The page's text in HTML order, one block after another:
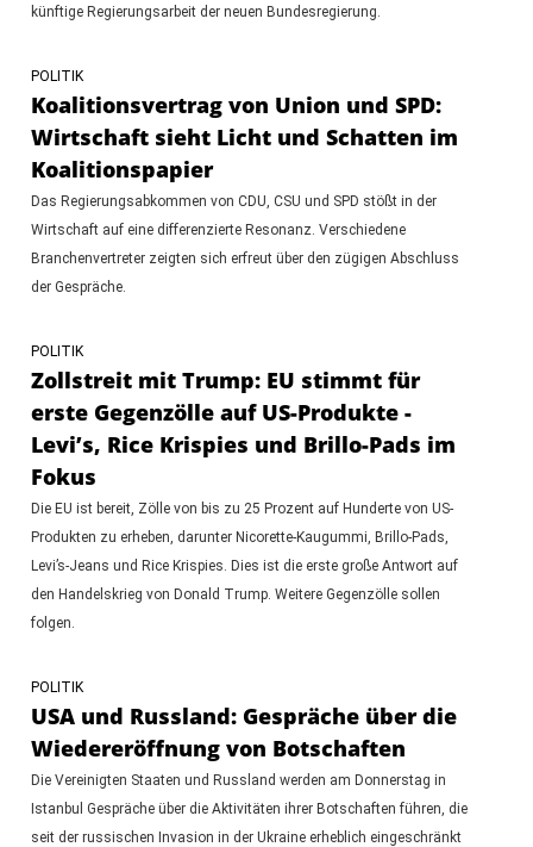
künftige Regierungsarbeit der neuen Bundesregierung.
POLITIK
Koalitionsvertrag von Union und SPD:
Wirtschaft sieht Licht und Schatten im
Koalitionspapier
Das Regierungsabkommen von CDU, CSU und SPD stößt in der
Wirtschaft auf eine differenzierte Resonanz. Verschiedene
Branchenvertreter zeigten sich erfreut über den zügigen Abschluss
der Gespräche.
POLITIK
Zollstreit mit Trump: EU stimmt für
erste Gegenzölle auf US-Produkte -
Levi’s, Rice Krispies und Brillo-Pads im
Fokus
Die EU ist bereit, Zölle von bis zu 25 Prozent auf Hunderte von US-
Produkten zu erheben, darunter Nicorette-Kaugummi, Brillo-Pads,
Levi’s-Jeans und Rice Krispies. Dies ist die erste große Antwort auf
den Handelskrieg von Donald Trump. Weitere Gegenzölle sollen
folgen.
POLITIK
USA und Russland: Gespräche über die
Wiedereröffnung von Botschaften
Die Vereinigten Staaten und Russland werden am Donnerstag in
Istanbul Gespräche über die Aktivitäten ihrer Botschaften führen, die
seit der russischen Invasion in der Ukraine erheblich eingeschränkt